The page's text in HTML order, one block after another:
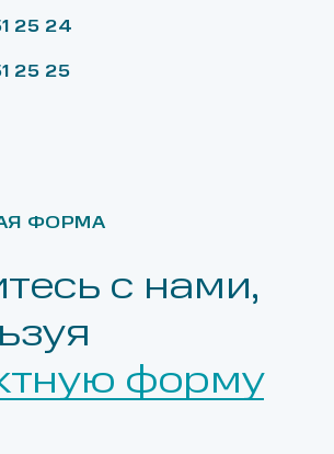
25 24
25 25
ФОРМА
с нами,
форму